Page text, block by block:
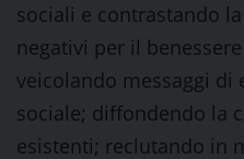
sociali e contrastando
negativi per il
veicolando messaggi di
sociale; diffondendo la
esistenti; reclutando in